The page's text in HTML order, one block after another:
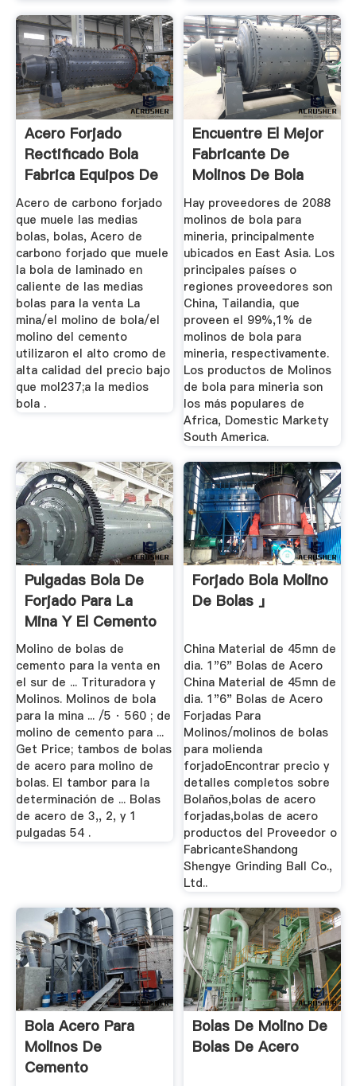
Acero Forjado
Rectificado Bola
Fabrica Equipos De
...
Acero de carbono forjado
que muele las medias
bolas, bolas, Acero de
carbono forjado que muele
la bola de laminado en
caliente de las medias
bolas para la venta La
mina/el molino de bola/el
molino del cemento
utilizaron el alto cromo de
alta calidad del precio bajo
que mol237;a la medios
bola .
Encuentre El Mejor
Fabricante De
Molinos De Bola
Para ...
Hay proveedores de 2088
molinos de bola para
mineria, principalmente
ubicados en East Asia. Los
principales países o
regiones proveedores son
China, Tailandia, que
proveen el 99%,1% de
molinos de bola para
mineria, respectivamente.
Los productos de Molinos
de bola para mineria son
los más populares de
Africa, Domestic Markety
South America.
Pulgadas Bola De
Forjado Para La
Mina Y El Cemento
Molino de bolas de
cemento para la venta en
el sur de ... Trituradora y
Molinos. Molinos de bola
para la mina ... /5 · 560 ; de
molino de cemento para ...
Get Price; tambos de bolas
de acero para molino de
bolas. El tambor para la
determinación de ... Bolas
de acero de 3,, 2, y 1
pulgadas 54 .
Forjado Bola Molino
De Bolas 」
China Material de 45mn de
dia. 1"6" Bolas de Acero
China Material de 45mn de
dia. 1"6" Bolas de Acero
Forjadas Para
Molinos/molinos de bolas
para molienda
forjadoEncontrar precio y
detalles completos sobre
Bolaños,bolas de acero
forjadas,bolas de acero
productos del Proveedor o
FabricanteShandong
Shengye Grinding Ball Co.,
Ltd..
Bola Acero Para
Molinos De
Cemento
Bolas De Molino De
Bolas De Acero